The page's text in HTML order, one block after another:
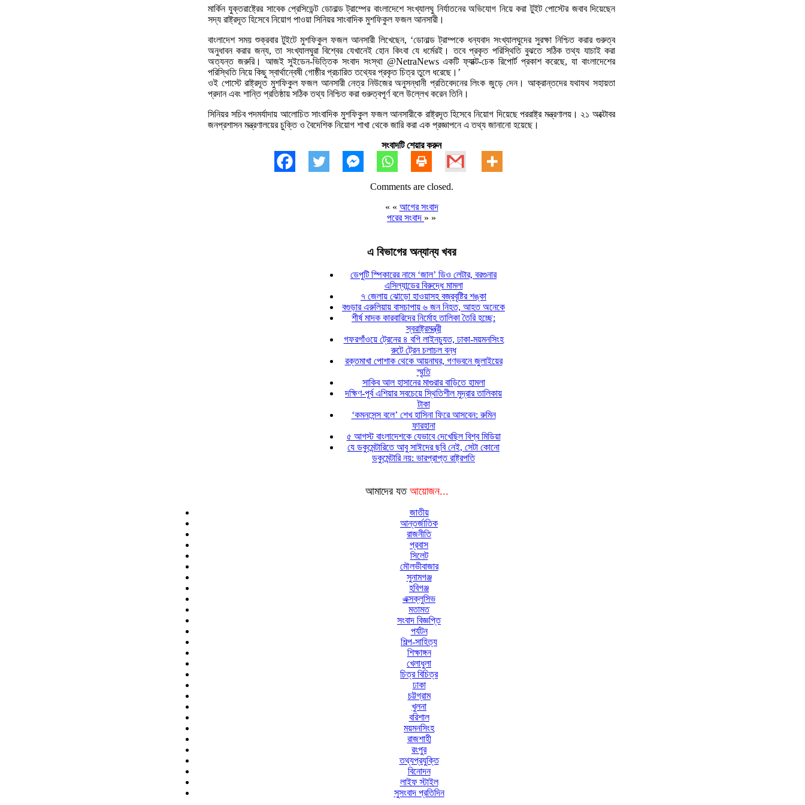
মার্কিন যুক্তরাষ্ট্রের সাবেক প্রেসিডেন্ট ডোনাল্ড ট্রাম্পের বাংলাদেশে সংখ্যালঘু নির্যাতনের অভিযোগ নিয়ে করা টুইট পোস্টের জবাব দিয়েছেন
সদ্য রাষ্ট্রদূত হিসেবে নিয়োগ পাওয়া সিনিয়র সাংবাদিক মুশফিকুল ফজল আনসারী।
বাংলাদেশ সময় শুক্রবার টুইটে মুশফিকুল ফজল আনসারী লিখেছেন, ‘ডোনাল্ড ট্রাম্পকে ধন্যবাদ সংখ্যালঘুদের সুরক্ষা নিশ্চিত করার গুরুত্ব
অনুধাবন করার জন্য, তা সংখ্যালঘুরা বিশ্বের যেখানেই হোন কিংবা যে ধর্মেরই। তবে প্রকৃত পরিস্থিতি বুঝতে সঠিক তথ্য যাচাই করা
অত্যন্ত জরুরি। আজই সুইডেন-ভিত্তিক সংবাদ সংস্থা @NetraNews একটি ফ্যাক্ট-চেক রিপোর্ট প্রকাশ করেছে, যা বাংলাদেশের
পরিস্থিতি নিয়ে কিছু স্বার্থান্বেষী গোষ্ঠীর প্রচারিত তথ্যের প্রকৃত চিত্র তুলে ধরেছে।’
ওই পোস্টে রাষ্ট্রদূত মুশফিকুল ফজল আনসারী নেত্র নিউজের অনুসন্ধানী প্রতিবেদনের লিংক জুড়ে দেন। আক্রান্তদের যথাযথ সহায়তা
প্রদান এবং শান্তি প্রতিষ্ঠায় সঠিক তথ্য নিশ্চিত করা গুরুত্বপূর্ণ বলে উল্লেখ করেন তিনি।
সিনিয়র সচিব পদমর্যাদায় আলোচিত সাংবাদিক মুশফিকুল ফজল আনসারীকে রাষ্ট্রদূত হিসেবে নিয়োগ দিয়েছে পররাষ্ট্র মন্ত্রণালয়। ২১ অক্টোবর
জনপ্রশাসন মন্ত্রণালয়ের চুক্তি ও বৈদেশিক নিয়োগ শাখা থেকে জারি করা এক প্রজ্ঞাপনে এ তথ্য জানানো হয়েছে।
সংবাদটি শেয়ার করুন
Comments are closed.
« « আগের সংবাদ
পরের সংবাদ » »
এ বিভাগের অন্যান্য খবর
ডেপুটি স্পিকারের নামে ‘জাল’ ডিও লেটার, বরগুনার
এসিল্যান্ডের বিরুদ্ধে মামলা
৭ জেলায় ঝোড়ো হাওয়াসহ বজ্রবৃষ্টির শঙ্কা
বগুড়ার এরুলিয়ায় বাসচাপায় ৬ জন নিহত, আহত অনেকে
শীর্ষ মাদক কারবারিদের নির্মোহ তালিকা তৈরি হচ্ছে:
স্বরাষ্ট্রমন্ত্রী
গফরগাঁওয়ে ট্রেনের ৪ বগি লাইনচ্যুত, ঢাকা-ময়মনসিংহ
রুটে ট্রেন চলাচল বন্ধ
রক্তমাখা পোশাক থেকে আয়নাঘর, গণভবনে জুলাইয়ের
স্মৃতি
সাকিব আল হাসানের মাগুরার বাড়িতে হামলা
দক্ষিণ-পূর্ব এশিয়ার সবচেয়ে স্থিতিশীল মুদ্রার তালিকায়
টাকা
‘কমনসেন্স বলে’ শেখ হাসিনা ফিরে আসবেন: রুমিন
ফারহানা
৫ আগস্ট বাংলাদেশকে যেভাবে দেখেছিল বিশ্ব মিডিয়া
যে ডকুমেন্টারিতে আবু সাঈদের ছবি নেই, সেটা কোনো
ডকুমেন্টারি নয়: ভারপ্রাপ্ত রাষ্ট্রপতি
আমাদের যত আয়োজন...
জাতীয়
আন্তর্জাতিক
রাজনীতি
প্রবাস
সিলেট
মৌলভীবাজার
সুনামগঞ্জ
হবিগঞ্জ
এক্সক্লুসিভ
মতামত
সংবাদ বিজ্ঞপ্তি
পর্যটন
শিল্প-সাহিত্য
শিক্ষাঙ্গন
খেলাধুলা
চিত্র বিচিত্র
ঢাকা
চট্টগ্রাম
খুলনা
বরিশাল
ময়মনসিংহ
রাজশাহী
রংপুর
তথ্যপ্রযুক্তি
বিনোদন
লাইফ স্টাইল
সুসংবাদ প্রতিদিন